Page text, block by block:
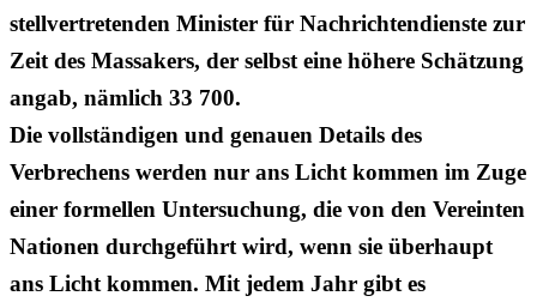
stellvertretenden Minister für Nachrichtendienste zur
Zeit des Massakers, der selbst eine höhere Schätzung
angab, nämlich 33 700.
Die vollständigen und genauen Details des
Verbrechens werden nur ans Licht kommen im Zuge
einer formellen Untersuchung, die von den Vereinten
Nationen durchgeführt wird, wenn sie überhaupt
ans Licht kommen. Mit jedem Jahr gibt es